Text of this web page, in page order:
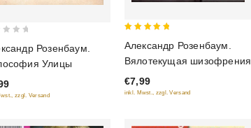
Розенбаум.
Улицы
zzgl. Versand
Александр Розенбаум.
Вялотекущая шизофрения
€7,99
inkl. Mwst., zzgl. Versand